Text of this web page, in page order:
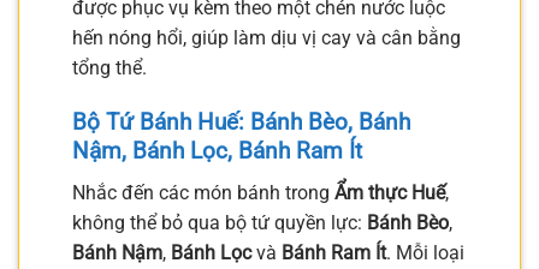
được phục vụ kèm theo một chén nước luộc
hến nóng hổi, giúp làm dịu vị cay và cân bằng
tổng thể.
Bộ Tứ Bánh Huế: Bánh Bèo, Bánh
Nậm, Bánh Lọc, Bánh Ram Ít
Nhắc đến các món bánh trong Ẩm thực Huế,
không thể bỏ qua bộ tứ quyền lực: Bánh Bèo,
Bánh Nậm, Bánh Lọcvà Bánh Ram Ít. Mỗi loại